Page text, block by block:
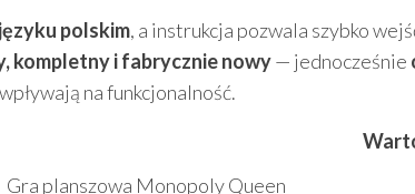
języku polskim, a instrukcja pozwala szybko
kompletny i fabrycznie nowy— jednocześnie
na funkcjonalność.
Gra planszowa Monopoly Queen